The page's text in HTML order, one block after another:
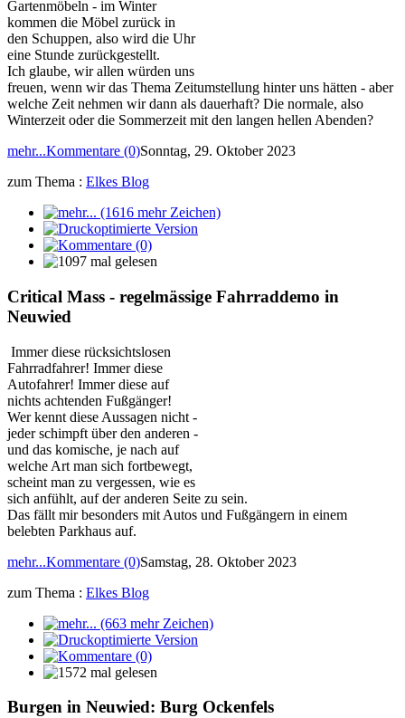
Gartenmöbeln - im Winter
kommen die Möbel zurück in
den Schuppen, also wird die Uhr
eine Stunde zurückgestellt.
Ich glaube, wir allen würden uns
freuen, wenn wir das Thema Zeitumstellung hinter uns hätten - aber
welche Zeit nehmen wir dann als dauerhaft? Die normale, also
Winterzeit oder die Sommerzeit mit den langen hellen Abenden?
mehr...Kommentare (0)Sonntag, 29. Oktober 2023
zum Thema : Elkes Blog
Critical Mass - regelmässige Fahrraddemo in
Neuwied
Immer diese rücksichtslosen
Fahrradfahrer! Immer diese
Autofahrer! Immer diese auf
nichts achtenden Fußgänger!
Wer kennt diese Aussagen nicht -
jeder schimpft über den anderen -
und das komische, je nach auf
welche Art man sich fortbewegt,
scheint man zu vergessen, wie es
sich anfühlt, auf der anderen Seite zu sein.
Das fällt mir besonders mit Autos und Fußgängern in einem
belebten Parkhaus auf.
mehr...Kommentare (0)Samstag, 28. Oktober 2023
zum Thema : Elkes Blog
Burgen in Neuwied: Burg Ockenfels